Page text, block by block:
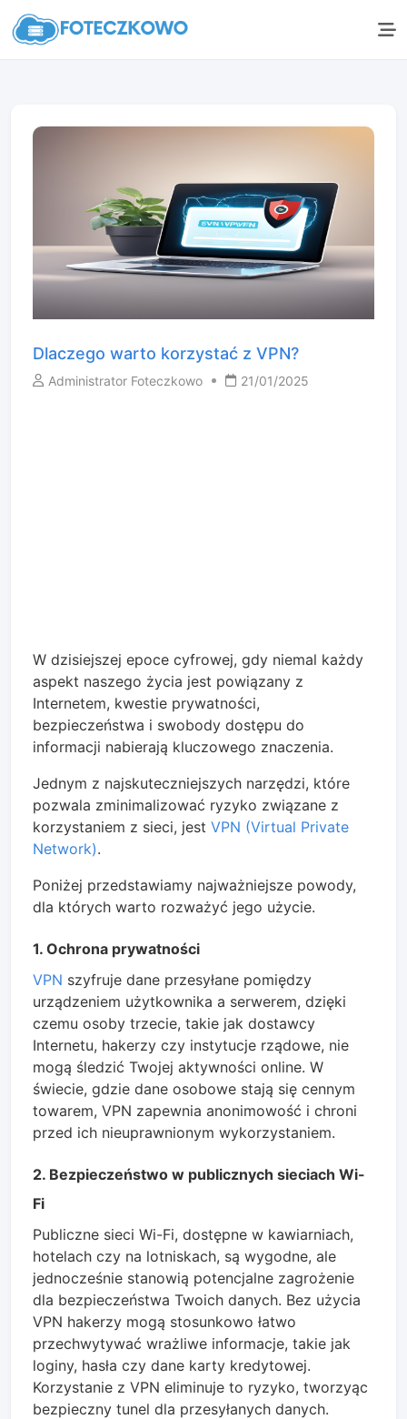
Dlaczego warto korzystać z VPN?
Administrator Foteczkowo 21/01/2025
W dzisiejszej epoce cyfrowej, gdy niemal każdy
aspekt naszego życia jest powiązany z
Internetem, kwestie prywatności,
bezpieczeństwa i swobody dostępu do
informacji nabierają kluczowego znaczenia.
Jednym z najskuteczniejszych narzędzi, które
pozwala zminimalizować ryzyko związane z
korzystaniem z sieci, jest VPN (Virtual Private
Network).
Poniżej przedstawiamy najważniejsze powody,
dla których warto rozważyć jego użycie.
1. Ochrona prywatności
VPN szyfruje dane przesyłane pomiędzy
urządzeniem użytkownika a serwerem, dzięki
czemu osoby trzecie, takie jak dostawcy
Internetu, hakerzy czy instytucje rządowe, nie
mogą śledzić Twojej aktywności online. W
świecie, gdzie dane osobowe stają się cennym
towarem, VPN zapewnia anonimowość i chroni
przed ich nieuprawnionym wykorzystaniem.
2. Bezpieczeństwo w publicznych sieciach Wi-
Fi
Publiczne sieci Wi-Fi, dostępne w kawiarniach,
hotelach czy na lotniskach, są wygodne, ale
jednocześnie stanowią potencjalne zagrożenie
dla bezpieczeństwa Twoich danych. Bez użycia
VPN hakerzy mogą stosunkowo łatwo
przechwytywać wrażliwe informacje, takie jak
loginy, hasła czy dane karty kredytowej.
Korzystanie z VPN eliminuje to ryzyko, tworzyąc
bezpieczny tunel dla przesyłanych danych.